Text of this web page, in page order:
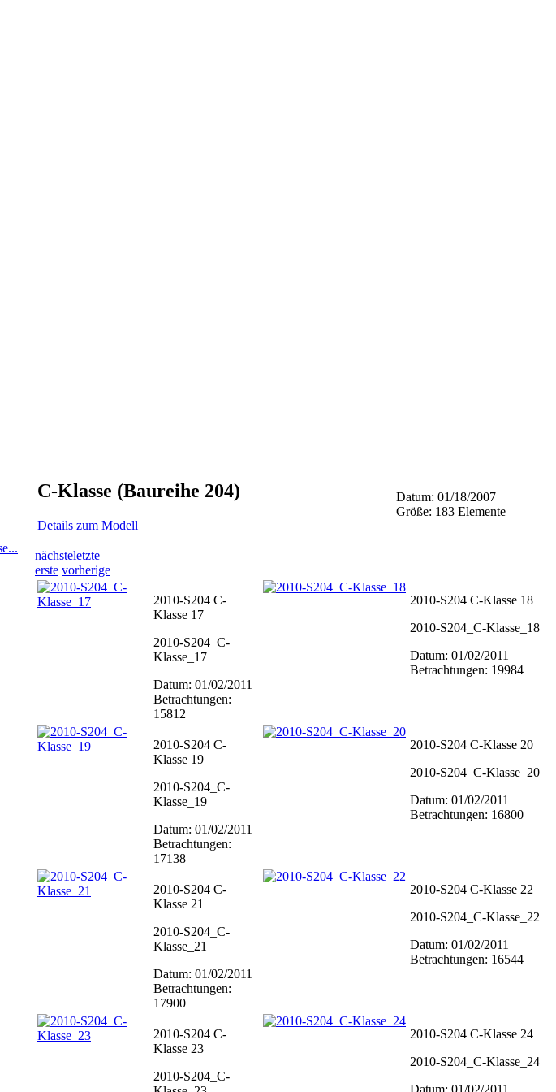
C-Klasse (Baureihe 204)
Details zum Modell
Datum: 01/18/2007
Größe: 183 Elemente
nächsteletzte
erste vorherige
2010-S204 C-
Klasse 17
2010-S204_C-
Klasse_17
Datum: 01/02/2011
Betrachtungen:
15812
2010-S204 C-Klasse 18
2010-S204_C-Klasse_18
Datum: 01/02/2011
Betrachtungen: 19984
2010-S204 C-
Klasse 19
2010-S204_C-
Klasse_19
Datum: 01/02/2011
Betrachtungen:
17138
2010-S204 C-Klasse 20
2010-S204_C-Klasse_20
Datum: 01/02/2011
Betrachtungen: 16800
2010-S204 C-
Klasse 21
2010-S204_C-
Klasse_21
Datum: 01/02/2011
Betrachtungen:
17900
2010-S204 C-Klasse 22
2010-S204_C-Klasse_22
Datum: 01/02/2011
Betrachtungen: 16544
2010-S204 C-
Klasse 23
2010-S204_C-
2010-S204 C-Klasse 24
2010-S204_C-Klasse_24
Datum: 01/02/2011